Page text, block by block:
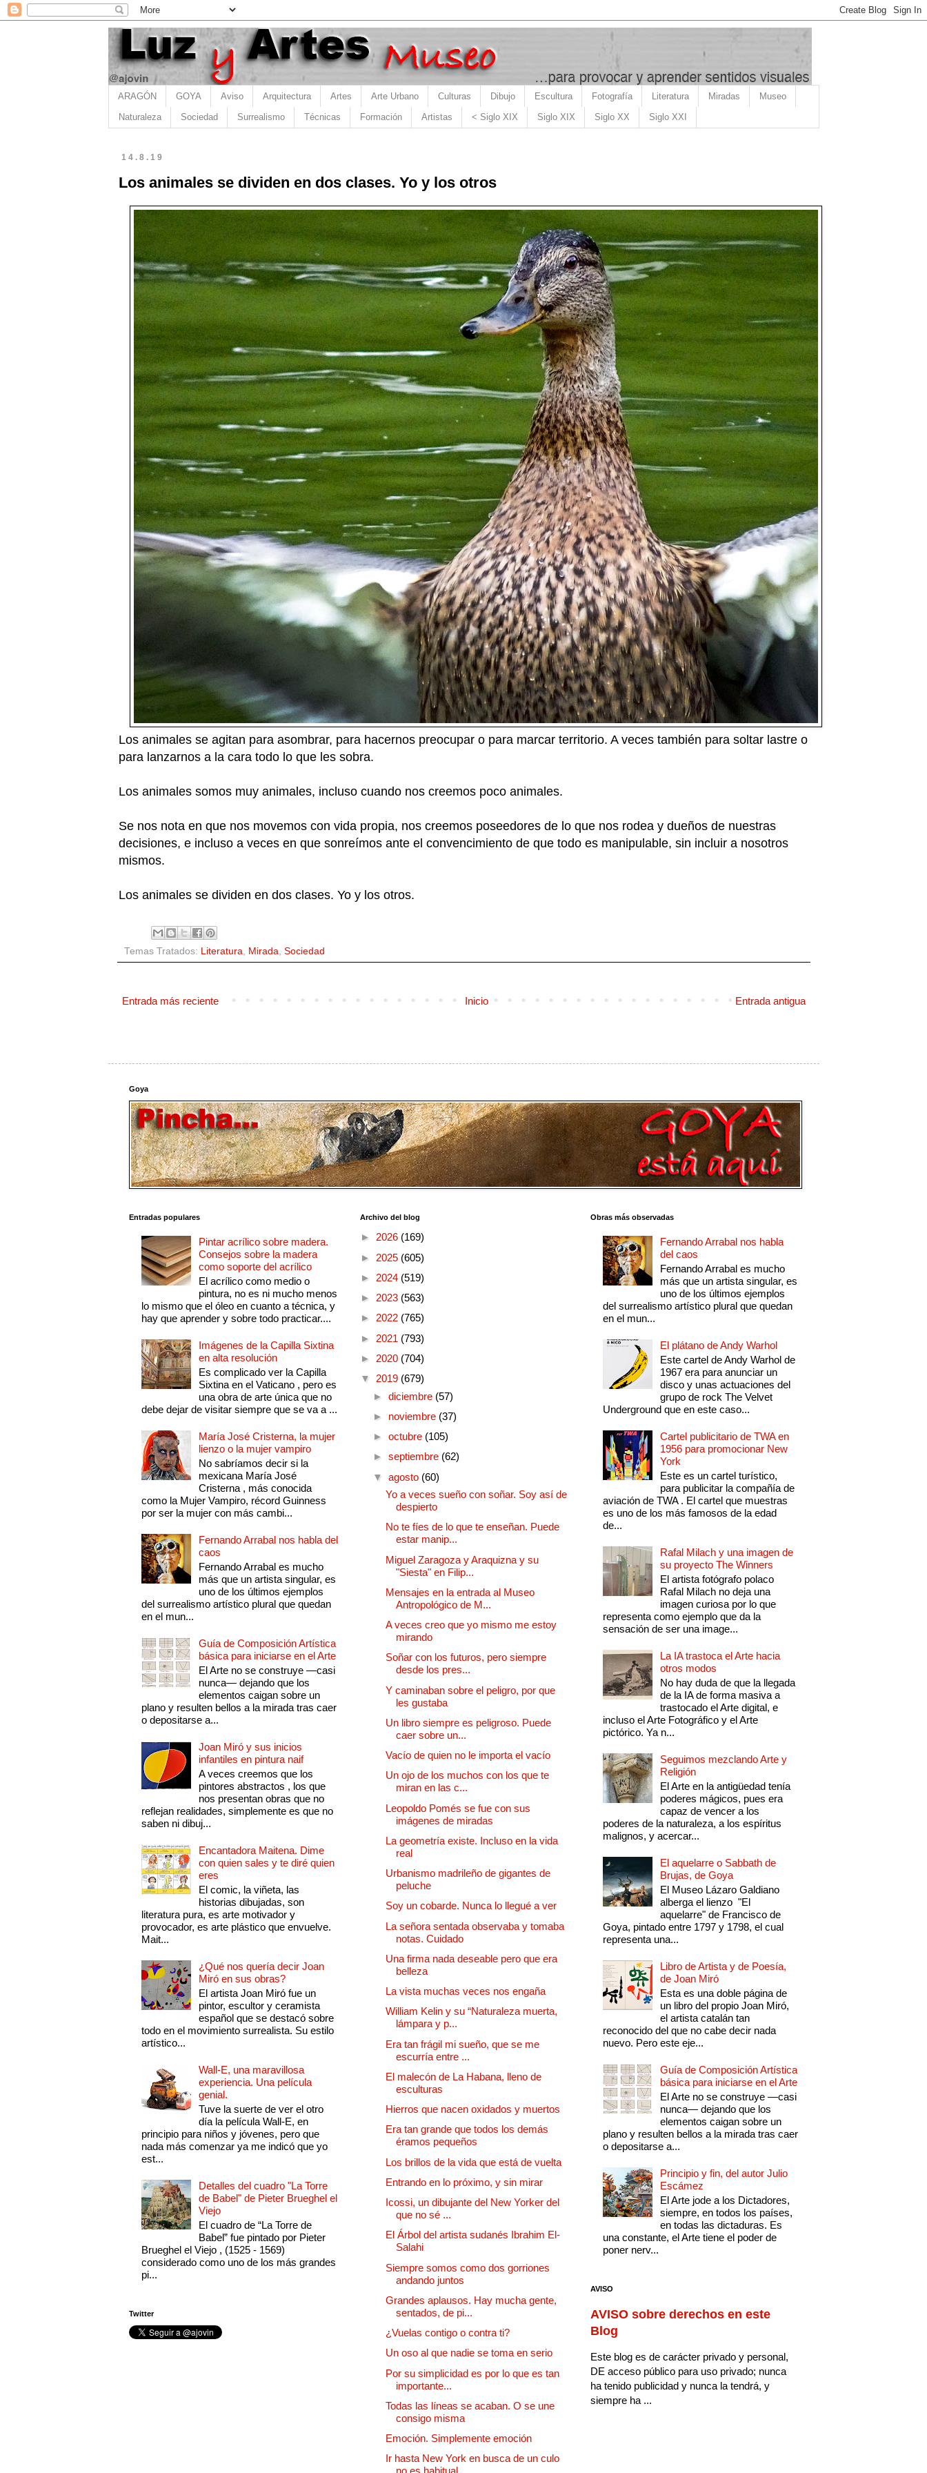
ARAGÓN GOYA Aviso Arquitectura Artes Arte Urbano Culturas Dibujo Escultura Fotografía Literatura Miradas Museo
Naturaleza Sociedad Surrealismo Técnicas Formación Artistas < Siglo XIX Siglo XIX Siglo XX Siglo XXI
14.8.19
Los animales se dividen en dos clases. Yo y los otros
Los animales se agitan para asombrar, para hacernos preocupar o para marcar territorio. A veces también para soltar lastre o
para lanzarnos a la cara todo lo que les sobra.
Los animales somos muy animales, incluso cuando nos creemos poco animales.
Se nos nota en que nos movemos con vida propia, nos creemos poseedores de lo que nos rodea y dueños de nuestras
decisiones, e incluso a veces en que sonreímos ante el convencimiento de que todo es manipulable, sin incluir a nosotros
mismos.
Los animales se dividen en dos clases. Yo y los otros.
Temas Tratados: Literatura Mirada Sociedad
Entrada más reciente Entrada antigua
Inicio
Goya
Entradas populares
Pintar acrílico sobre madera.
Consejos sobre la madera
como soporte del acrílico
El acrílico como medio o
pintura, no es ni mucho menos
lo mismo que el óleo en cuanto a técnica, y
hay que aprender y sobre todo practicar....
Imágenes de la Capilla Sixtina
en alta resolución
Es complicado ver la Capilla
Sixtina en el Vaticano , pero es
una obra de arte única que no
debe dejar de visitar siempre que se va a ...
María José Cristerna, la mujer
lienzo o la mujer vampiro
No sabríamos decir si la
mexicana María José
Cristerna , más conocida
como la Mujer Vampiro, récord Guinness
por ser la mujer con más cambi...
Fernando Arrabal nos habla del
caos
Fernando Arrabal es mucho
más que un artista singular, es
uno de los últimos ejemplos
del surrealismo artístico plural que quedan
en el mun...
Guía de Composición Artística
básica para iniciarse en el Arte
El Arte no se construye —casi
nunca— dejando que los
elementos caigan sobre un
plano y resulten bellos a la mirada tras caer
o depositarse a...
Joan Miró y sus inicios
infantiles en pintura naif
A veces creemos que los
pintores abstractos , los que
nos presentan obras que no
reflejan realidades, simplemente es que no
saben ni dibuj...
Encantadora Maitena. Dime
con quien sales y te diré quien
eres
El comic, la viñeta, las
historias dibujadas, son
literatura pura, es arte motivador y
provocador, es arte plástico que envuelve.
Mait...
¿Qué nos quería decir Joan
Miró en sus obras?
El artista Joan Miró fue un
pintor, escultor y ceramista
español que se destacó sobre
todo en el movimiento surrealista. Su estilo
artístico...
Wall-E, una maravillosa
experiencia. Una película
genial.
Tuve la suerte de ver el otro
día la película Wall-E, en
principio para niños y jóvenes, pero que
nada más comenzar ya me indicó que yo
est...
Detalles del cuadro "La Torre
de Babel" de Pieter Brueghel el
Viejo
El cuadro de “La Torre de
Babel” fue pintado por Pieter
Brueghel el Viejo , (1525 - 1569)
considerado como uno de los más grandes
pi...
Twitter
Archivo del blog
► 2026 (169)
► 2025 (605)
► 2024 (519)
► 2023 (563)
► 2022 (765)
► 2021 (793)
► 2020 (704)
▼ 2019 (679)
► diciembre (57)
► noviembre (37)
► octubre (105)
► septiembre (62)
▼ agosto (60)
Yo a veces sueño con soñar. Soy así de
despierto
No te fíes de lo que te enseñan. Puede
estar manip...
Miguel Zaragoza y Araquizna y su
"Siesta" en Filip...
Mensajes en la entrada al Museo
Antropológico de M...
A veces creo que yo mismo me estoy
mirando
Soñar con los futuros, pero siempre
desde los pres...
Y caminaban sobre el peligro, por que
les gustaba
Un libro siempre es peligroso. Puede
caer sobre un...
Vacío de quien no le importa el vacío
Un ojo de los muchos con los que te
miran en las c...
Leopoldo Pomés se fue con sus
imágenes de miradas
La geometría existe. Incluso en la vida
real
Urbanismo madrileño de gigantes de
peluche
Soy un cobarde. Nunca lo llegué a ver
La señora sentada observaba y tomaba
notas. Cuidado
Una firma nada deseable pero que era
belleza
La vista muchas veces nos engaña
William Kelin y su “Naturaleza muerta,
lámpara y p...
Era tan frágil mi sueño, que se me
escurría entre ...
El malecón de La Habana, lleno de
esculturas
Hierros que nacen oxidados y muertos
Era tan grande que todos los demás
éramos pequeños
Los brillos de la vida que está de vuelta
Entrando en lo próximo, y sin mirar
Icossi, un dibujante del New Yorker del
que no sé ...
El Árbol del artista sudanés Ibrahim El-
Salahi
Siempre somos como dos gorriones
andando juntos
Grandes aplausos. Hay mucha gente,
sentados, de pi...
¿Vuelas contigo o contra ti?
Un oso al que nadie se toma en serio
Por su simplicidad es por lo que es tan
importante...
Todas las líneas se acaban. O se une
consigo misma
Emoción. Simplemente emoción
Ir hasta New York en busca de un culo
Obras más observadas
Fernando Arrabal nos habla
del caos
Fernando Arrabal es mucho
más que un artista singular, es
uno de los últimos ejemplos
del surrealismo artístico plural que quedan
en el mun...
El plátano de Andy Warhol
Este cartel de Andy Warhol de
1967 era para anunciar un
disco y unas actuaciones del
grupo de rock The Velvet
Underground que en este caso...
Cartel publicitario de TWA en
1956 para promocionar New
York
Este es un cartel turístico,
para publicitar la compañía de
aviación de TWA . El cartel que muestras
es uno de los más famosos de la edad
de...
Rafal Milach y una imagen de
su proyecto The Winners
El artista fotógrafo polaco
Rafal Milach no deja una
imagen curiosa por lo que
representa como ejemplo que da la
sensación de ser una image...
La IA trastoca el Arte hacia
otros modos
No hay duda de que la llegada
de la IA de forma masiva a
trastocado el Arte digital, e
incluso el Arte Fotográfico y el Arte
pictórico. Ya n...
Seguimos mezclando Arte y
Religión
El Arte en la antigüedad tenía
poderes mágicos, pues era
capaz de vencer a los
poderes de la naturaleza, a los espíritus
malignos, y acercar...
El aquelarre o Sabbath de
Brujas, de Goya
El Museo Lázaro Galdiano
alberga el lienzo "El
aquelarre" de Francisco de
Goya, pintado entre 1797 y 1798, el cual
representa una...
Libro de Artista y de Poesía,
de Joan Miró
Esta es una doble página de
un libro del propio Joan Miró,
el artista catalán tan
reconocido del que no cabe decir nada
nuevo. Pero este eje...
Guía de Composición Artística
básica para iniciarse en el Arte
El Arte no se construye —casi
nunca— dejando que los
elementos caigan sobre un
plano y resulten bellos a la mirada tras caer
o depositarse a...
Principio y fin, del autor Julio
Escámez
El Arte jode a los Dictadores,
siempre, en todos los países,
en todas las dictaduras. Es
una constante, el Arte tiene el poder de
poner nerv...
AVISO
AVISO sobre derechos en este
Blog
Este blog es de carácter privado y personal,
DE acceso público para uso privado; nunca
ha tenido publicidad y nunca la tendrá, y
siempre ha ...